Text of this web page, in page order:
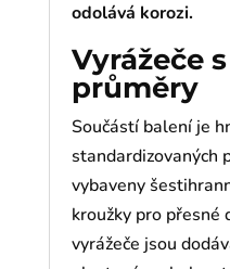
odolává korozi.
Vyrážeče
průměry
Součástí balení je
standardizovaných
vybaveny
kroužky pro přesné
vyrážeče jsou